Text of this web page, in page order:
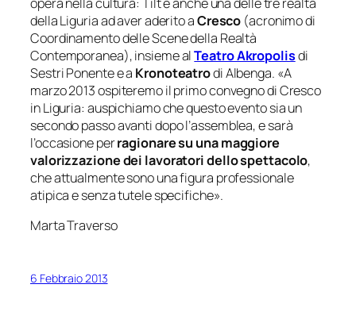
della Liguria ad aver aderito aCresco (acronimo di
Coordinamento delle Scene della Realtà
Contemporanea), insieme alTeatro Akropolisdi
Sestri Ponente e a Kronoteatrodi Albenga. «A
marzo 2013 ospiteremo il primo convegno di Cresco
in Liguria: auspichiamo che questo evento sia un
secondo passo avanti dopo l’assemblea, e sarà
l’occasione perragionare su una maggiore
valorizzazione dei lavoratori dello spettacolo,
che attualmente sono una figura professionale
atipica e senza tutele specifiche».
Marta Traverso
6 Febbraio 2013